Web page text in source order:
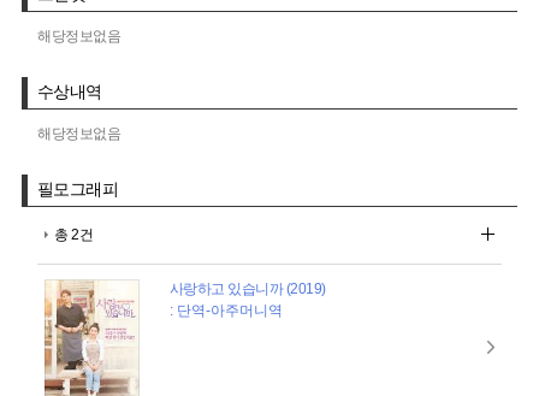
해당정보없음
수상내역
해당정보없음
필모그래피
총 2건
사랑하고 있습니까 (2019)
: 단역-아주머니역